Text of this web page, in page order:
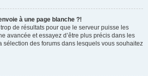
à une page blanche ?!
de résultats pour que le serveur puisse les
avancée et essayez d’être plus précis dans les
sélection des forums dans lesquels vous souhaitez